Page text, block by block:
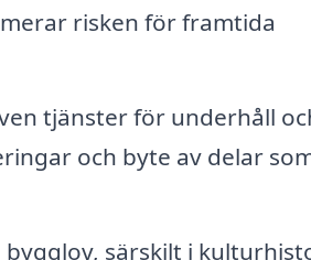
risken för framtida
tjänster för underhåll
och byte av delar
särskilt i